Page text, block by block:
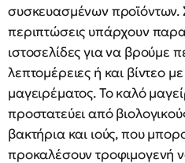
συσκευασμένων προϊόντων.
περιπτώσεις υπάρχουν
ιστοσελίδες για να βρούμε
λεπτομέρειες ή και βίντεο
μαγειρέματος. Το καλό
προστατεύει από
βακτήρια και ιούς, που
προκαλέσουν τροφιμογενή